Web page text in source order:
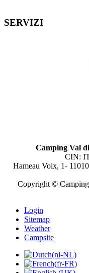
SERVIZI
Camping Val
CIN:
Hameau Voix, 1-
Copyright ©
Login
Sitemap
Weather
Campsite